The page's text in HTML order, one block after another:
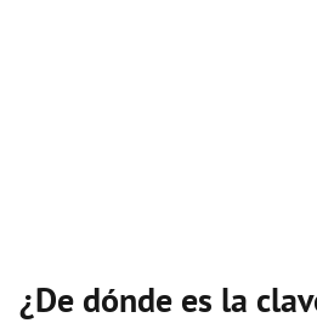
¿De dónde es la